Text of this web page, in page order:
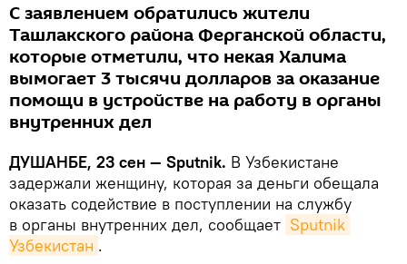
С заявлением обратились жители
Ташлакского района Ферганской области,
которые отметили, что некая Халима
вымогает 3 тысячи долларов за оказание
помощи в устройстве на работу в органы
внутренних дел
ДУШАНБЕ, 23 сен — Sputnik. В Узбекистане
задержали женщину, которая за деньги обещала
оказать содействие в поступлении на службу
в органы внутренних дел, сообщает Sputnik
Узбекистан .